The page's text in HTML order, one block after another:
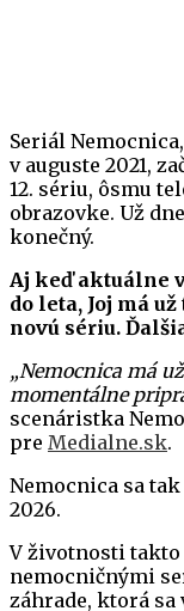
Seriál
v auguste 2021,
12. sériu, ôsmu
obrazovke. Už
konečný.
Aj keď aktuálne
do leta, Joj má
novú sériu.
„Nemocnica má
momentálne
scenáristka
pre Medialne.sk.
Nemocnica sa
2026.
V životnosti
nemocničnými
záhrade, ktorá sa